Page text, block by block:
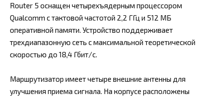
Router 5 оснащен четырехъядерным процессором
Qualcomm с тактовой частотой 2,2 ГГц и 512 МБ
оперативной памяти. Устройство поддерживает
трехдиапазонную сеть с максимальной теоретической
скоростью до 18,4 Гбит/с.
Маршрутизатор имеет четыре внешние антенны для
улучшения приема сигнала. На корпусе расположены